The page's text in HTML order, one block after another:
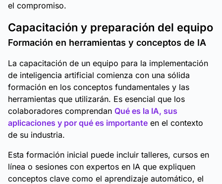
el compromiso.
Capacitación y preparación del equipo
Formación en herramientas y conceptos de IA
La capacitación de un equipo para la implementación
de inteligencia artificial comienza con una sólida
formación en los conceptos fundamentales y las
herramientas que utilizarán. Es esencial que los
colaboradores comprendan Qué es la IA, sus
aplicaciones y por qué es importante en el contexto
de su industria.
Esta formación inicial puede incluir talleres, cursos en
línea o sesiones con expertos en IA que expliquen
conceptos clave como el aprendizaje automático, el